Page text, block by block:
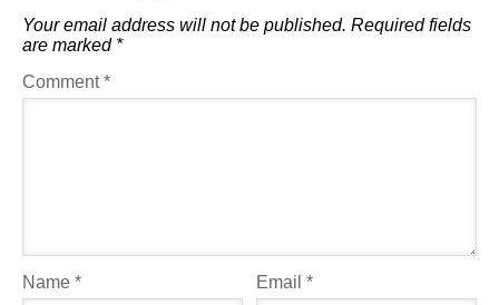
Your email address will not be published. Required fields
are marked *
Comment*
Name * Email*